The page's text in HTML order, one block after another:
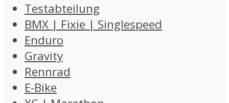
Testabteilung
BMX | Fixie | Singlespeed
Enduro
Gravity
Rennrad
E-Bike